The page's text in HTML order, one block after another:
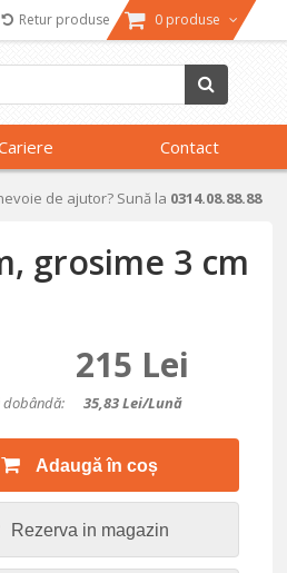
Retur produse 0 produse
Contact
de ajutor? Sună la 0314.08.88.88
grosime 3 cm
215 Lei
dobândă: 35,83Lei/lună
Adaugă în coș
Rezerva in magazin